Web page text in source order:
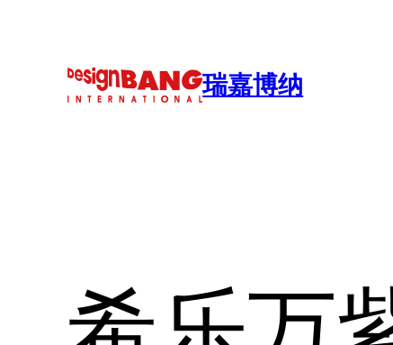
瑞嘉博纳